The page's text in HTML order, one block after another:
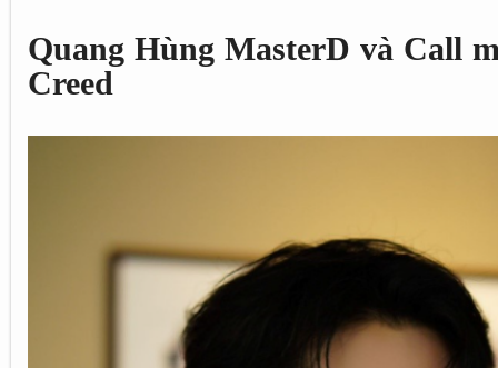
Quang Hùng MasterD và Call
Creed